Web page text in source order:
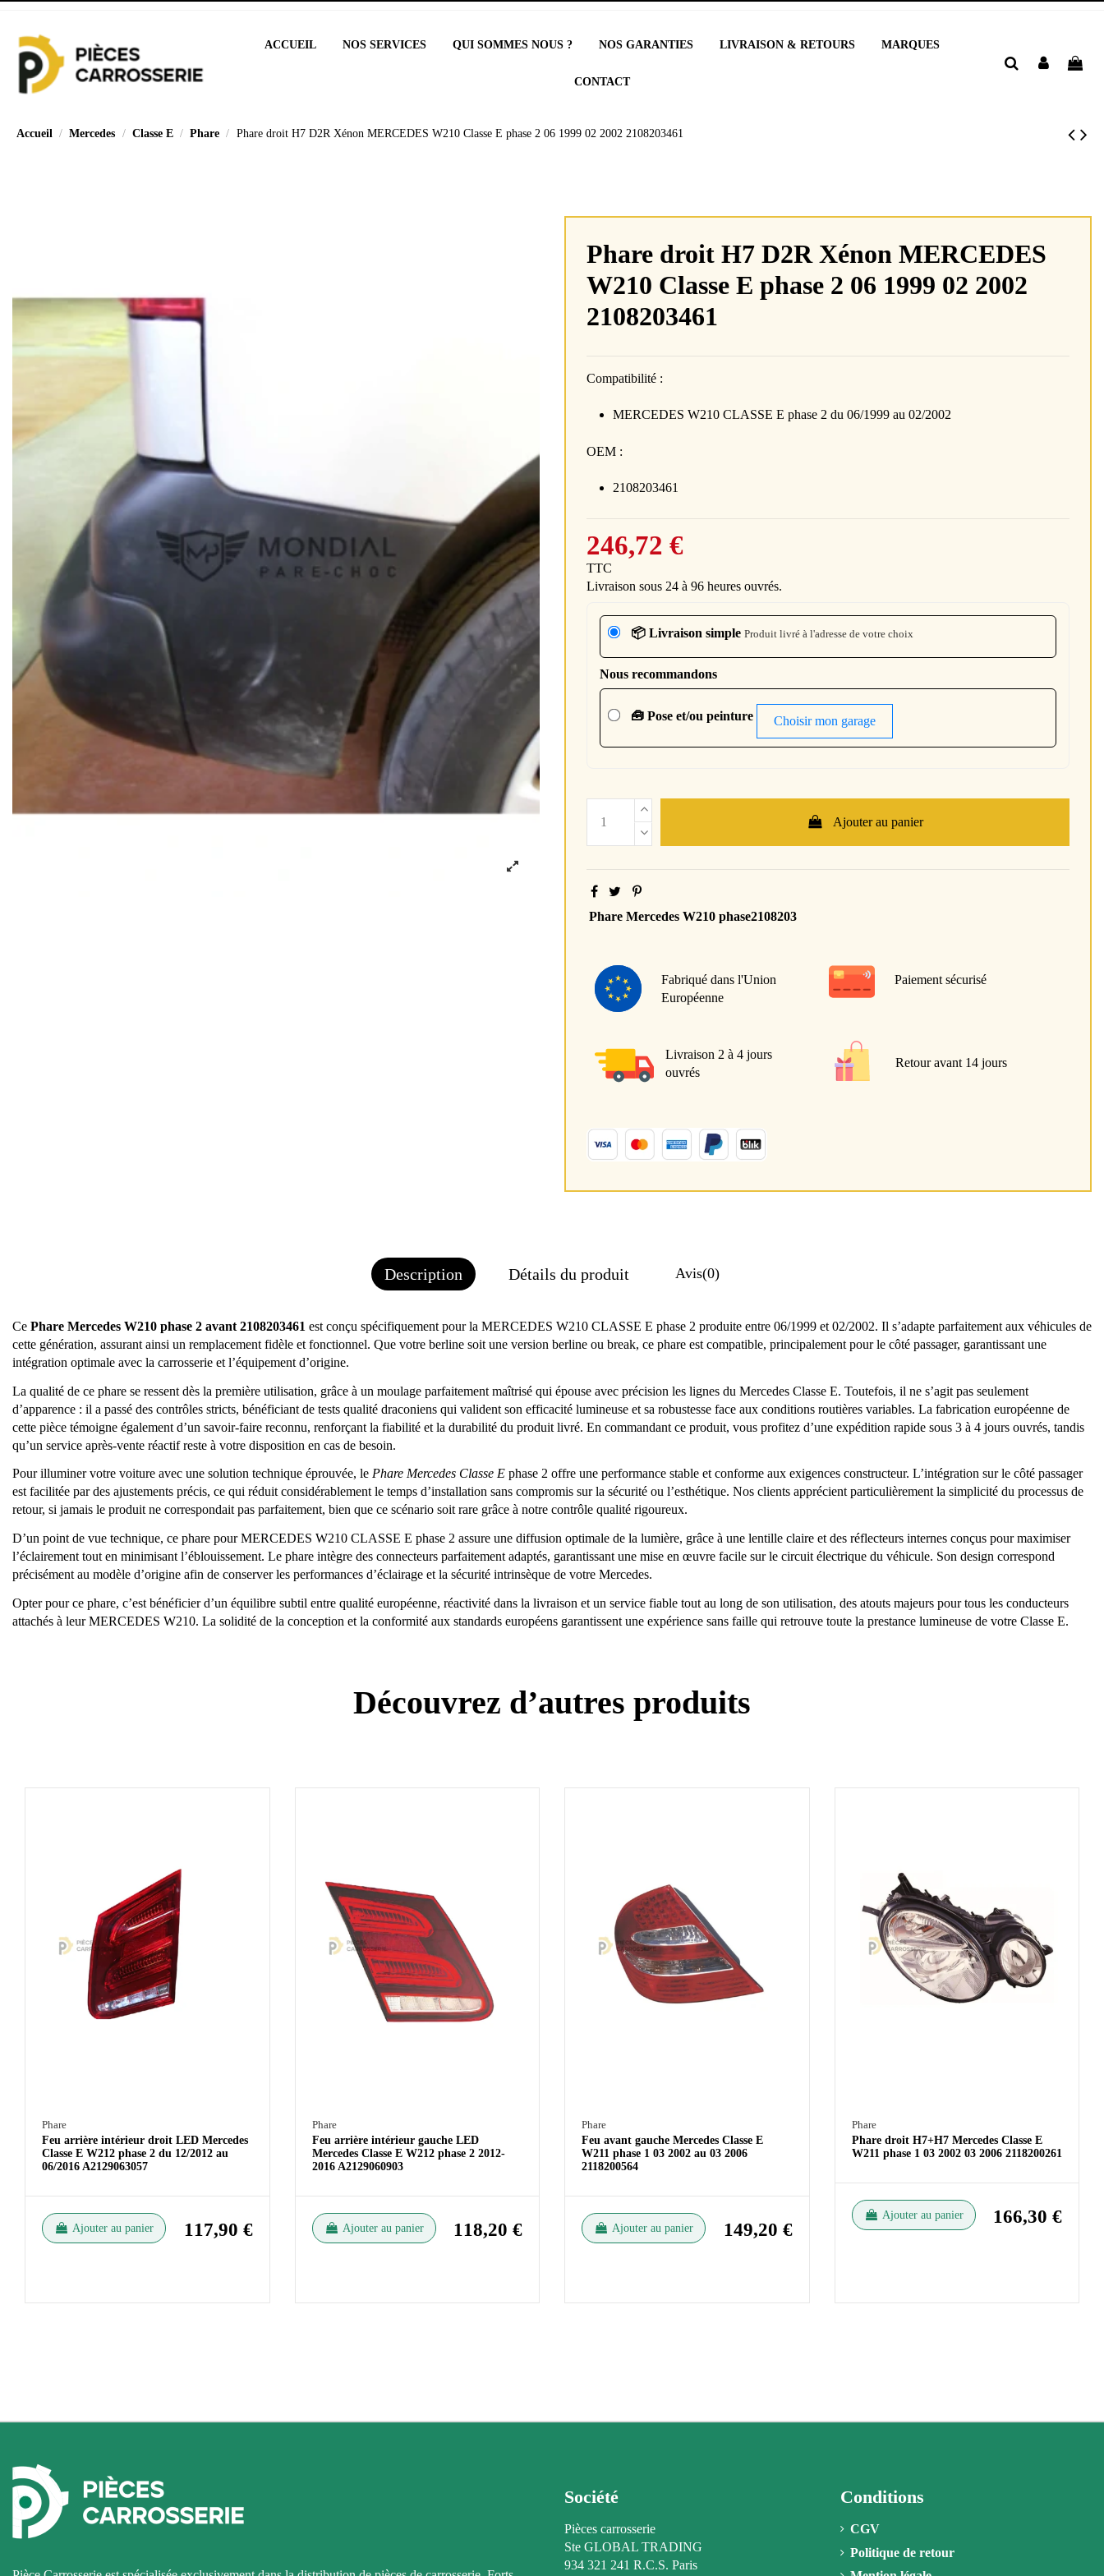
ACCUEIL NOS SERVICES QUI SOMMES NOUS ? NOS GARANTIES LIVRAISON & RETOURS MARQUES
CONTACT
Accueil Mercedes Classe E Phare Phare droit H7 D2R Xénon MERCEDES W210 Classe E phase 2 06 1999 02 2002 2108203461
Phare droit H7 D2R Xénon MERCEDES
W210 Classe E phase 2 06 1999 02 2002
2108203461
Compatibilité :
MERCEDES W210 CLASSE E phase 2 du 06/1999 au 02/2002
OEM :
2108203461
246,72 €
TTC
Livraison sous 24 à 96 heures ouvrés.
📦 Livraison simple Produit livré à l'adresse de votre choix
Nous recommandons
🧰 Pose et/ou peinture Choisir mon garage
Ajouter au panier
Phare Mercedes W210 phase2108203
Fabriqué dans l'Union
Européenne
Paiement sécurisé
Livraison 2 à 4 jours
ouvrés
Retour avant 14 jours
Description Détails du produit Avis(0)
Ce Phare Mercedes W210 phase 2 avant 2108203461 est conçu spécifiquement pour la MERCEDES W210 CLASSE E phase 2 produite entre 06/1999 et 02/2002. Il s’adapte parfaitement aux véhicules de
cette génération, assurant ainsi un remplacement fidèle et fonctionnel. Que votre berline soit une version berline ou break, ce phare est compatible, principalement pour le côté passager, garantissant une
intégration optimale avec la carrosserie et l’équipement d’origine.
La qualité de ce phare se ressent dès la première utilisation, grâce à un moulage parfaitement maîtrisé qui épouse avec précision les lignes du Mercedes Classe E. Toutefois, il ne s’agit pas seulement
d’apparence : il a passé des contrôles stricts, bénéficiant de tests qualité draconiens qui valident son efficacité lumineuse et sa robustesse face aux conditions routières variables. La fabrication européenne de
cette pièce témoigne également d’un savoir-faire reconnu, renforçant la fiabilité et la durabilité du produit livré. En commandant ce produit, vous profitez d’une expédition rapide sous 3 à 4 jours ouvrés, tandis
qu’un service après-vente réactif reste à votre disposition en cas de besoin.
Pour illuminer votre voiture avec une solution technique éprouvée, le Phare Mercedes Classe E phase 2 offre une performance stable et conforme aux exigences constructeur. L’intégration sur le côté passager
est facilitée par des ajustements précis, ce qui réduit considérablement le temps d’installation sans compromis sur la sécurité ou l’esthétique. Nos clients apprécient particulièrement la simplicité du processus de
retour, si jamais le produit ne correspondait pas parfaitement, bien que ce scénario soit rare grâce à notre contrôle qualité rigoureux.
D’un point de vue technique, ce phare pour MERCEDES W210 CLASSE E phase 2 assure une diffusion optimale de la lumière, grâce à une lentille claire et des réflecteurs internes conçus pour maximiser
l’éclairement tout en minimisant l’éblouissement. Le phare intègre des connecteurs parfaitement adaptés, garantissant une mise en œuvre facile sur le circuit électrique du véhicule. Son design correspond
précisément au modèle d’origine afin de conserver les performances d’éclairage et la sécurité intrinsèque de votre Mercedes.
Opter pour ce phare, c’est bénéficier d’un équilibre subtil entre qualité européenne, réactivité dans la livraison et un service fiable tout au long de son utilisation, des atouts majeurs pour tous les conducteurs
attachés à leur MERCEDES W210. La solidité de la conception et la conformité aux standards européens garantissent une expérience sans faille qui retrouve toute la prestance lumineuse de votre Classe E.
Découvrez d’autres produits
Phare
Feu arrière intérieur droit LED Mercedes
Classe E W212 phase 2 du 12/2012 au
06/2016 A2129063057
Ajouter au panier 117,90 €
Phare
Feu arrière intérieur gauche LED
Mercedes Classe E W212 phase 2 2012-
2016 A2129060903
Ajouter au panier 118,20 €
Phare
Feu avant gauche Mercedes Classe E
W211 phase 1 03 2002 au 03 2006
2118200564
Ajouter au panier 149,20 €
Phare
Phare droit H7+H7 Mercedes Classe E
W211 phase 1 03 2002 03 2006 2118200261
Ajouter au panier 166,30 €
Société
Pièces carrosserie
Ste GLOBAL TRADING
934 321 241 R.C.S. Paris
Conditions
CGV
Politique de retour